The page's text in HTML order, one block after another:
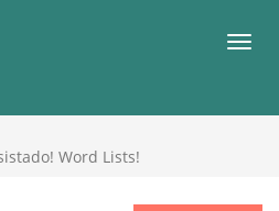
Word Lists!